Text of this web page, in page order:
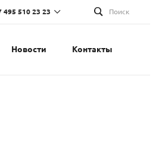
495 510 23 23 Поиск
Новости Контакты